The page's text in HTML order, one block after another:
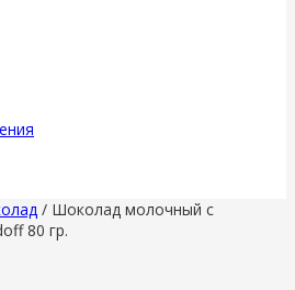
/ Шоколад молочный с
80 гр.